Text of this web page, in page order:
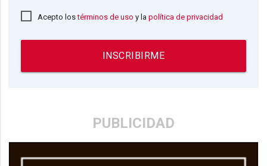
Acepto lostérminos de uso y lapolítica de privacidad
INSCRIBIRME
PUBLICIDAD